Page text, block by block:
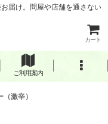
届け。問屋や店舗を通さない
カート
ご利用案内
激辛）